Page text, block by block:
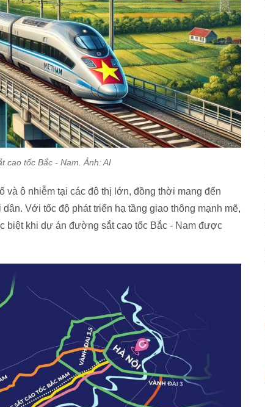
cao tốc Bắc - Nam. Ảnh: AI
và ô nhiễm tại các đô thị lớn, đồng thời mang đến
Với tốc độ phát triển hạ tầng giao thông mạnh mẽ,
biệt khi dự án đường sắt cao tốc Bắc - Nam được